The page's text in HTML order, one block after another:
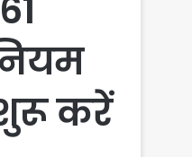
करें